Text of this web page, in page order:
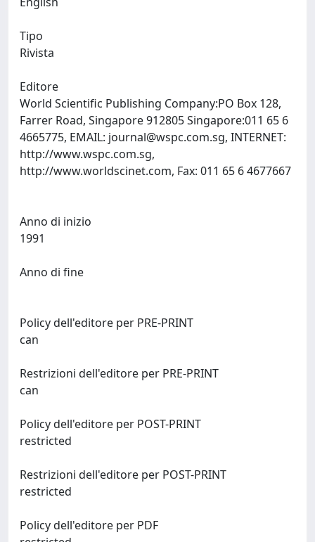
Tipo
Rivista
Editore
World Scientific Publishing Company:PO Box 128,
Farrer Road, Singapore 912805 Singapore:011 65 6
4665775, EMAIL: journal@wspc.com.sg, INTERNET:
http://www.wspc.com.sg,
http://www.worldscinet.com, Fax: 011 65 6 4677667
Anno di inizio
Anno di fine
Policy dell'editore per PRE-PRINT
Restrizioni dell'editore per PRE-PRINT
Policy dell'editore per POST-PRINT
Restrizioni dell'editore per POST-PRINT
Policy dell'editore per PDF